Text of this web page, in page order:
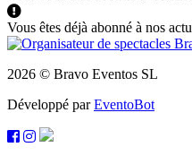
Vous êtes déjà abonné à nos
2026 © Bravo Eventos SL
Développé parEventoBot